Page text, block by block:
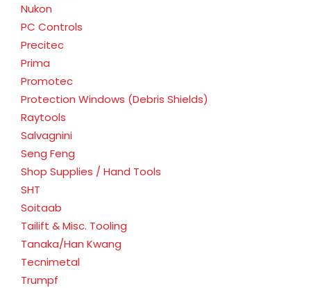
Nukon
PC Controls
Precitec
Prima
Promotec
Protection Windows (Debris Shields)
Raytools
Salvagnini
Seng Feng
Shop Supplies / Hand Tools
SHT
Soitaab
Tailift & Misc. Tooling
Tanaka/Han Kwang
Tecnimetal
Trumpf